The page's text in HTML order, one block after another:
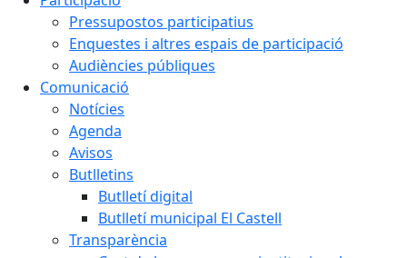
Pressupostos participatius
Enquestes i altres espais de participació
Audiències públiques
Comunicació
Notícies
Agenda
Avisos
Butlletins
Butlletí digital
Butlletí municipal El Castell
Transparència